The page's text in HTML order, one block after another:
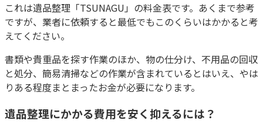
これは遺品整理「TSUNAGU」の料金表です。あくまで参考
ですが、業者に依頼すると最低でもこのくらいはかかると考
えてください。
書類や貴重品を探す作業のほか、物の仕分け、不用品の回収
と処分、簡易清掃などの作業が含まれているとはいえ、やは
りある程度まとまったお金が必要になります。
遺品整理にかかる費用を安く抑えるには？